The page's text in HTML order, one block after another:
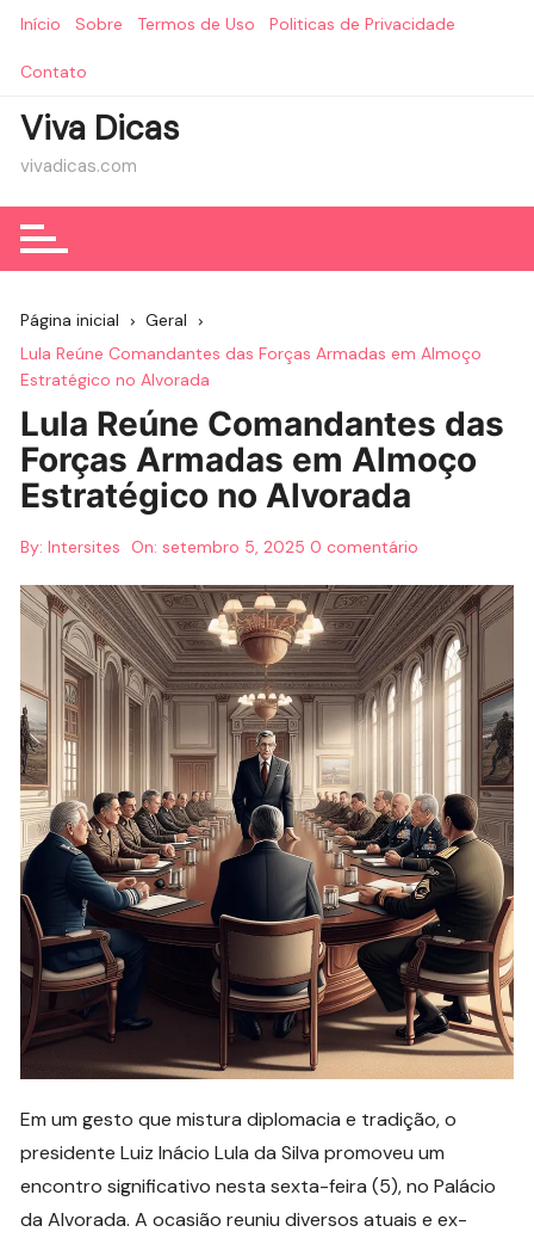
Início Sobre Termos de Uso Politicas de Privacidade
Contato
Viva Dicas
vivadicas.com
Página inicial
Geral
Lula Reúne Comandantes das Forças Armadas em Almoço
Estratégico no Alvorada
Lula Reúne Comandantes das
Forças Armadas em Almoço
Estratégico no Alvorada
By: Intersites On:setembro 5, 2025 0 comentário
Em um gesto que mistura diplomacia e tradição, o
presidente Luiz Inácio Lula da Silva promoveu um
encontro significativo nesta sexta-feira (5), no Palácio
da Alvorada. A ocasião reuniu diversos atuais e ex-